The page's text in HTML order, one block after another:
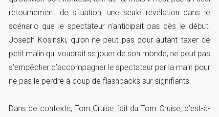
retournement de situation, une seule révélation dans le
scénario que le spectateur n’anticipait pas dès le début.
Joseph Kosinski, qu’on ne peut pas pour autant taxer de
petit malin qui voudrait se jouer de son monde, ne peut pas
s’empêcher d’accompagner le spectateur par la main pour
ne pas le perdre à coup de flashbacks sur-signifiants.
Dans ce contexte, Tom Cruise fait du Tom Cruise, c’est-à-